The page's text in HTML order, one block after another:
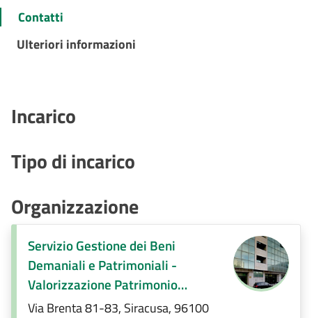
Contatti
Ulteriori informazioni
Incarico
Tipo di incarico
Organizzazione
Servizio Gestione dei Beni
Demaniali e Patrimoniali -
Valorizzazione Patrimonio
Immobiliare (E.Q)
Via Brenta 81-83, Siracusa, 96100